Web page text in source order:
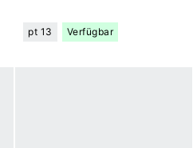
pt 13 Verfügbar